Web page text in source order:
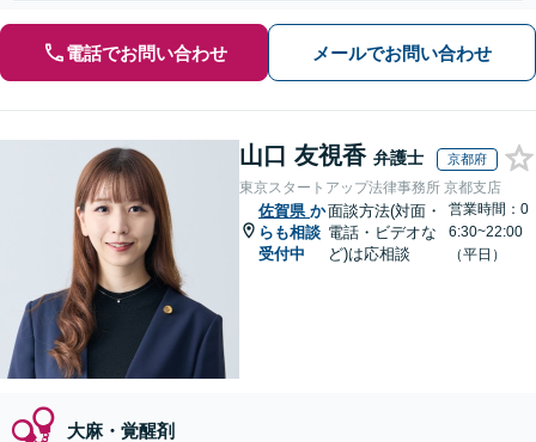
電話でお問い合わせ メールでお問い合わせ
山口 友視香 弁護士 京都府
東京スタートアップ法律事務所 京都支店
佐賀県 か
らも相談
受付中
面談方法(対面・
電話・ビデオな
ど)は応相談
営業時間：0
6:30~22:00
（平日）
大麻・覚醒剤